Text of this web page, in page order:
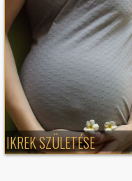
IKREK SZÜLETÉSE